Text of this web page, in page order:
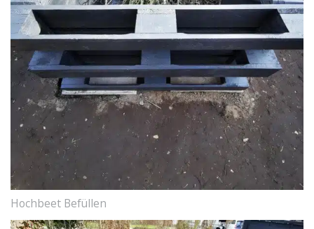
Hochbeet Befüllen